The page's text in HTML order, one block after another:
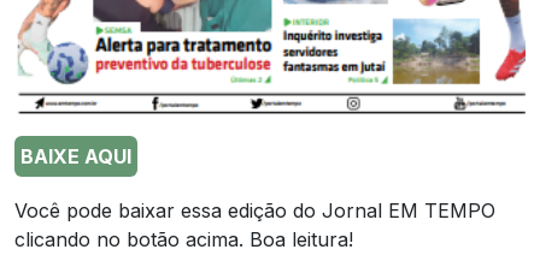
BAIXE AQUI
Você pode baixar essa edição do Jornal EM TEMPO
clicando no botão acima. Boa leitura!